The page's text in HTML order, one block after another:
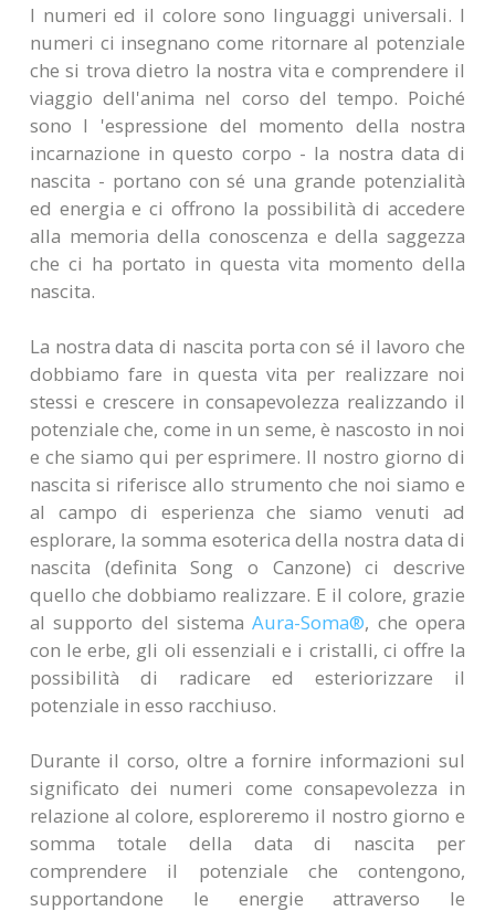
I numeri ed il colore sono linguaggi universali. I
numeri ci insegnano come ritornare al potenziale
che si trova dietro la nostra vita e comprendere il
viaggio dell'anima nel corso del tempo. Poiché
sono l 'espressione del momento della nostra
incarnazione in questo corpo - la nostra data di
nascita - portano con sé una grande potenzialità
ed energia e ci offrono la possibilità di accedere
alla memoria della conoscenza e della saggezza
che ci ha portato in questa vita momento della
nascita.
La nostra data di nascita porta con sé il lavoro che
dobbiamo fare in questa vita per realizzare noi
stessi e crescere in consapevolezza realizzando il
potenziale che, come in un seme, è nascosto in noi
e che siamo qui per esprimere. Il nostro giorno di
nascita si riferisce allo strumento che noi siamo e
al campo di esperienza che siamo venuti ad
esplorare, la somma esoterica della nostra data di
nascita (definita Song o Canzone) ci descrive
quello che dobbiamo realizzare. E il colore, grazie
al supporto del sistemaAura-Soma®, che opera
con le erbe, gli oli essenziali e i cristalli, ci offre la
possibilità di radicare ed esteriorizzare il
potenziale in esso racchiuso.
Durante il corso, oltre a fornire informazioni sul
significato dei numeri come consapevolezza in
relazione al colore, esploreremo il nostro giorno e
somma totale della data di nascita per
comprendere il potenziale che contengono,
supportandone le energie attraverso le